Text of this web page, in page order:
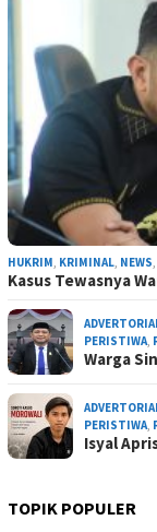
HUKRIM, KRIMINAL, NEWS,
Kasus Tewasnya
PERISTIWA,
Warga
PERISTIWA,
Isyal
TOPIK POPULER